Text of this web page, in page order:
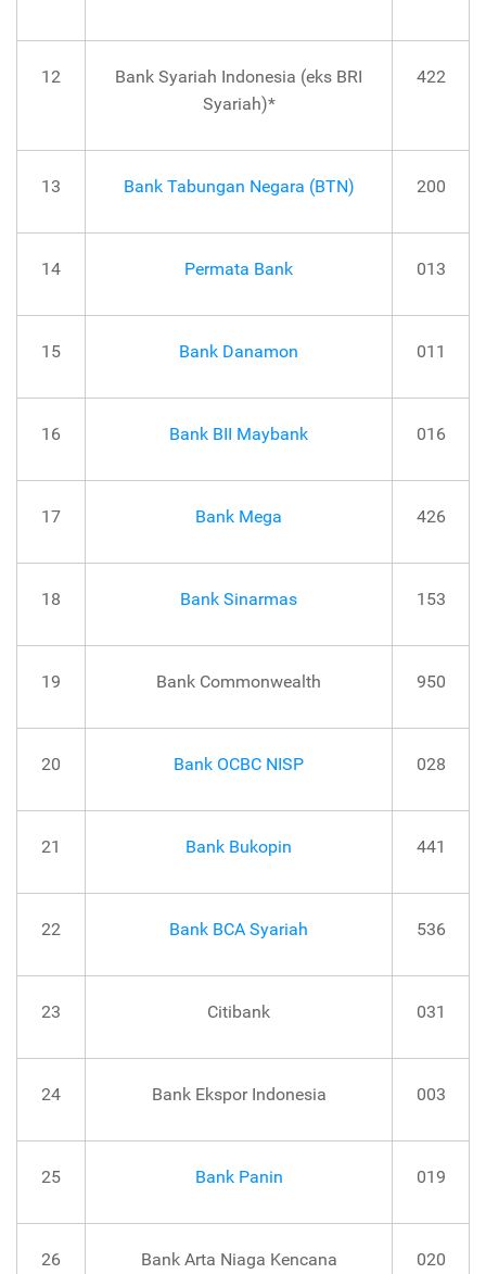
12
Bank Syariah Indonesia (eks BRI
Syariah)*
422
13 Bank Tabungan Negara (BTN) 200
14 Permata Bank 013
15 Bank Danamon 011
16 Bank BII Maybank 016
17 Bank Mega 426
18 Bank Sinarmas 153
19 Bank Commonwealth 950
20 Bank OCBC NISP 028
21 Bank Bukopin 441
22 Bank BCA Syariah 536
23 Citibank 031
24 Bank Ekspor Indonesia 003
25 Bank Panin 019
26 Bank Arta Niaga Kencana 020